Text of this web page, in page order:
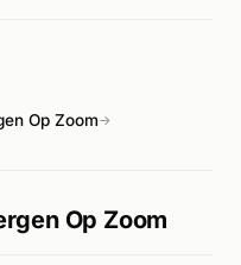
bij de medische
Op Zoom→
Op Zoom